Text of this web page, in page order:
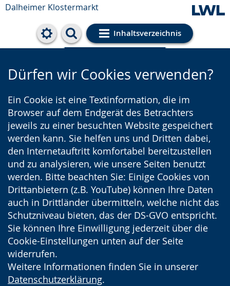
Dalheimer Klostermarkt
Inhaltsverzeichnis
Cookie-Einstellungen
Dürfen wir Cookies verwenden?
Ein Cookie ist eine Textinformation, die im
Browser auf dem Endgerät des Betrachters
jeweils zu einer besuchten Website gespeichert
werden kann. Sie helfen uns und Dritten dabei,
den Internetauftritt komfortabel bereitzustellen
und zu analysieren, wie unsere Seiten benutzt
werden. Bitte beachten Sie: Einige Cookies von
Drittanbietern (z.B. YouTube) können Ihre Daten
auch in Drittländer übermitteln, welche nicht das
Schutzniveau bieten, das der DS-GVO entspricht.
Sie können Ihre Einwilligung jederzeit über die
Cookie-Einstellungen unten auf der Seite
widerrufen.
Weitere Informationen finden Sie in unserer
Datenschutzerklärung.